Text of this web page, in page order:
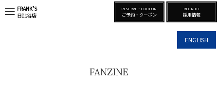
ENGLISH
FRANK’S
日比谷店
RESERVE・COUPON
ご予約・クーポン
RECRUIT
採用情報
FANZINE
t